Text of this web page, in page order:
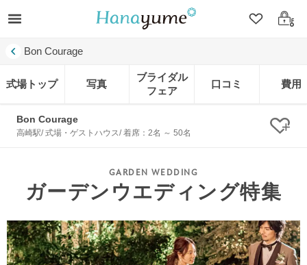
クリップ
ログ
Bon Courage
式場トップ 写真
ブライダル
フェア
口コミ 費用
Bon Courage
高崎駅/ 式場・ゲストハウス/ 着席：2名 ～ 50名 ク
ガーデンウエディング特集